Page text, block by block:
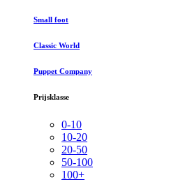
Small foot
Classic World
Puppet Company
Prijsklasse
0-10
10-20
20-50
50-100
100+